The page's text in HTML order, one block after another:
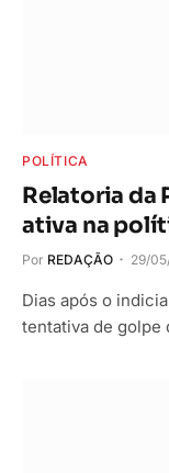
POLÍTICA
Relatoria da
ativa na
Por REDAÇÃO 29/
Dias após o
tentativa de golpe